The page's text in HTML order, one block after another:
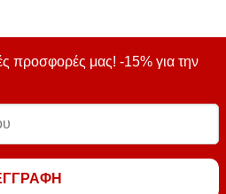
προσφορές μας! -15% για την